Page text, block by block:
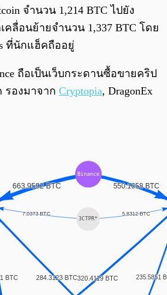
จำนวน 1,214 BTC ไปยัง
คลื่อนย้ายจำนวน 1,337 BTC โดย
ที่นักแฮ็คถืออยู่
ถือเป็นเว็บกระดานซื้อขายคริป
รองมาจาก Cryptopia, DragonEx